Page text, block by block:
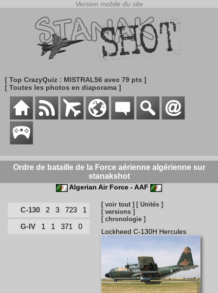
[ Top CrazyQuiz : MISTRAL56 avec 79 pts ]
[ Toutes les photos en diaporama ]
Ordre de bataille de la Force aérienne algérienne sur
stanakshot
Algerian Air Force - AAF
C-130 2 3 723
1
G-IV
1 1 371 0
[ voir tout ] [ Unités ]
[ versions ]
[ chronologie ]
Lockheed C-130H Hercules